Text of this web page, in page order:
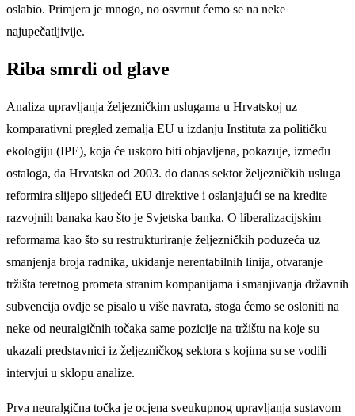
oslabio. Primjera je mnogo, no osvrnut ćemo se na neke
najupečatljivije.
Riba smrdi od glave
Analiza upravljanja željezničkim uslugama u Hrvatskoj uz
komparativni pregled zemalja EU u izdanju Instituta za političku
ekologiju (IPE), koja će uskoro biti objavljena, pokazuje, između
ostaloga, da Hrvatska od 2003. do danas sektor željezničkih usluga
reformira slijepo slijedeći EU direktive i oslanjajući se na kredite
razvojnih banaka kao što je Svjetska banka. O liberalizacijskim
reformama kao što su restrukturiranje željezničkih poduzeća uz
smanjenja broja radnika, ukidanje nerentabilnih linija, otvaranje
tržišta teretnog prometa stranim kompanijama i smanjivanja državnih
subvencija ovdje se pisalo u više navrata, stoga ćemo se osloniti na
neke od neuralgičnih točaka same pozicije na tržištu na koje su
ukazali predstavnici iz željezničkog sektora s kojima su se vodili
intervjui u sklopu analize.
Prva neuralgična točka je ocjena sveukupnog upravljanja sustavom